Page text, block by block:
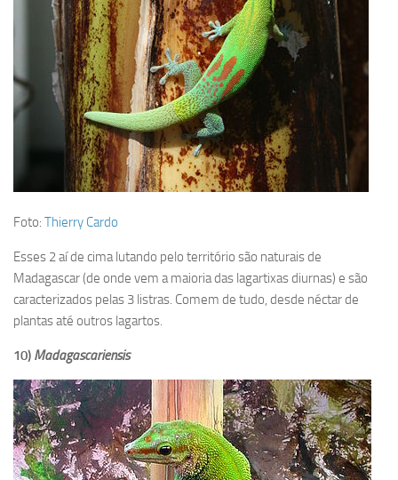
Foto: Thierry Cardo
Esses 2 aí de cima lutando pelo território são naturais de
Madagascar (de onde vem a maioria das lagartixas diurnas) e são
caracterizados pelas 3 listras. Comem de tudo, desde néctar de
plantas até outros lagartos.
10) Madagascariensis